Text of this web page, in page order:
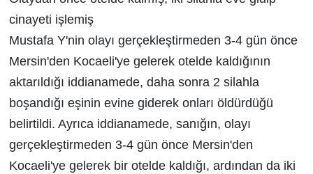
cinayeti işlemiş
Mustafa Y'nin olayı gerçekleştirmeden 3-4 gün önce
Mersin'den Kocaeli'ye gelerek otelde kaldığının
aktarıldığı iddianamede, daha sonra 2 silahla
boşandığı eşinin evine giderek onları öldürdüğü
belirtildi. Ayrıca iddianamede, sanığın, olayı
gerçekleştirmeden 3-4 gün önce Mersin'den
Kocaeli'ye gelerek bir otelde kaldığı, ardından da iki